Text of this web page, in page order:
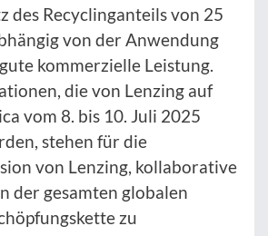
des Recyclinganteils von 25
von der Anwendung
kommerzielle Leistung.
die von Lenzing auf
vom 8. bis 10. Juli 2025
stehen für die
von Lenzing, kollaborative
der gesamten globalen
zu